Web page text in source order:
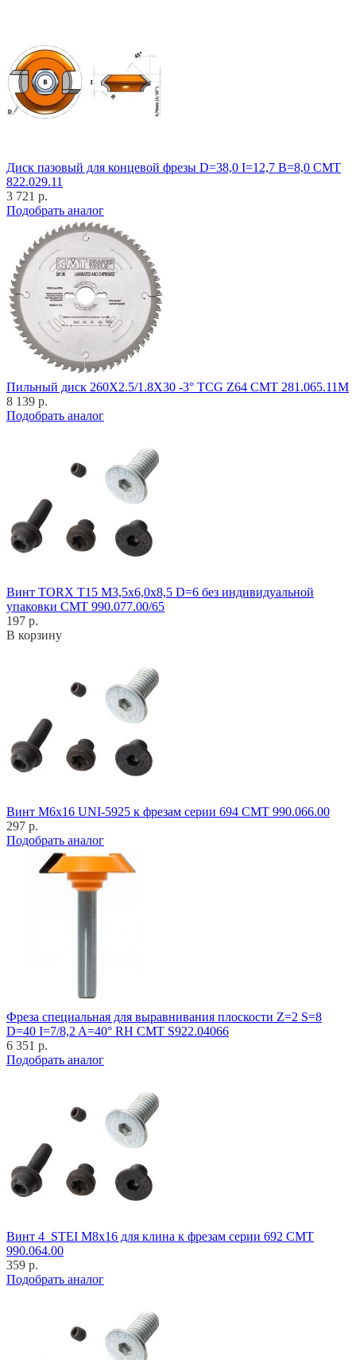
Диск пазовый для концевой фрезы D=38,0 I=12,7 B=8,0 CMT
822.029.11
3 721 р.
Подобрать аналог
Пильный диск 260X2.5/1.8X30 -3° TCG Z64 CMT 281.065.11M
8 139 р.
Подобрать аналог
Винт TORX T15 M3,5x6,0x8,5 D=6 без индивидуальной
упаковки CMT 990.077.00/65
197 р.
В корзину
Винт M6x16 UNI-5925 к фрезам серии 694 CMT 990.066.00
297 р.
Подобрать аналог
Фреза специальная для выравнивания плоскости Z=2 S=8
D=40 I=7/8,2 A=40° RH CMT S922.04066
6 351 р.
Подобрать аналог
Винт 4_STEI M8x16 для клина к фрезам серии 692 CMT
990.064.00
359 р.
Подобрать аналог